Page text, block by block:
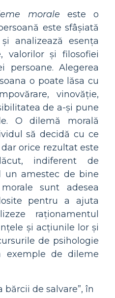
morale este o
este sfâșiată
analizează esența
valorilor și filosofiei
persoane. Alegerea
o poate lăsa cu
vinovăție,
de a-și pune
O dilemă morală
să decidă cu ce
orice rezultat este
indiferent de
un amestec de bine
sunt adesea
pentru a ajuta
raționamentul
și acțiunile lor și
de psihologie
exemple de dileme
bărcii de salvare”, în